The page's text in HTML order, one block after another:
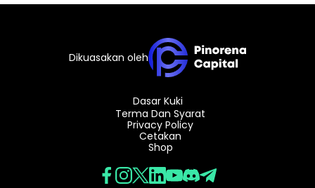
Dikuasakan oleh
Dasar Kuki
Terma Dan Syarat
Privacy Policy
Cetakan
Shop